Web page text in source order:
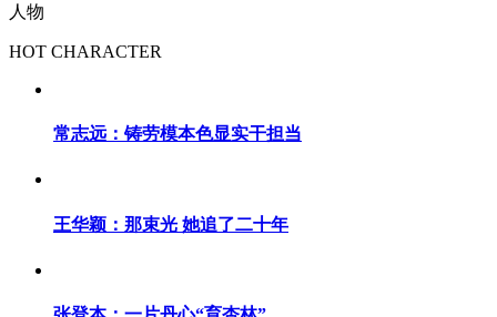
人物
HOT CHARACTER
常志远：铸劳模本色显实干担当
王华颖：那束光 她追了二十年